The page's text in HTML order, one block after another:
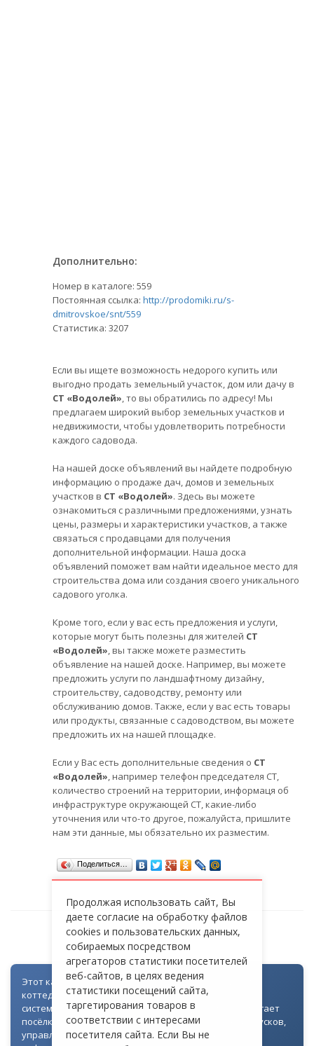
Дополнительно:
Номер в каталоге: 559
Постоянная ссылка: http://prodomiki.ru/s-
dmitrovskoe/snt/559
Статистика: 3207
Если вы ищете возможность недорого купить или
выгодно продать земельный участок, дом или дачу в
СТ «Водолей», то вы обратились по адресу! Мы
предлагаем широкий выбор земельных участков и
недвижимости, чтобы удовлетворить потребности
каждого садовода.
На нашей доске объявлений вы найдете подробную
информацию о продаже дач, домов и земельных
участков в СТ «Водолей». Здесь вы можете
ознакомиться с различными предложениями, узнать
цены, размеры и характеристики участков, а также
связаться с продавцами для получения
дополнительной информации. Наша доска
объявлений поможет вам найти идеальное место для
строительства дома или создания своего уникального
садового уголка.
Кроме того, если у вас есть предложения и услуги,
которые могут быть полезны для жителей СТ
«Водолей», вы также можете разместить
объявление на нашей доске. Например, вы можете
предложить услуги по ландшафтному дизайну,
строительству, садоводству, ремонту или
обслуживанию домов. Также, если у вас есть товары
или продукты, связанные с садоводством, вы можете
предложить их на нашей площадке.
Если у Вас есть дополнительные сведения о СТ
«Водолей», например телефон председателя СТ,
количество строений на территории, информаця об
инфраструктуре окружающей СТ, какие-либо
уточнения или что-то другое, пожалуйста, пришлите
нам эти данные, мы обязательно их разместим.
Поделиться…
СТ «ВОДОЛЕЙ»
Этот каталог создан как часть цифровой экосистемы
коттеджных посёлков: для всех объектов доступна
система контроля доступа через Telegram. Она помогает
посёлкам автоматизировать выдачу гостевых пропусков,
управлять доступом на территорию и оперативно
Продолжая использовать сайт, Вы
даете согласие на обработку файлов
cookies и пользовательских данных,
собираемых посредством
агрегаторов статистики посетителей
веб-сайтов, в целях ведения
статистики посещений сайта,
таргетирования товаров в
соответствии с интересами
посетителя сайта. Если Вы не